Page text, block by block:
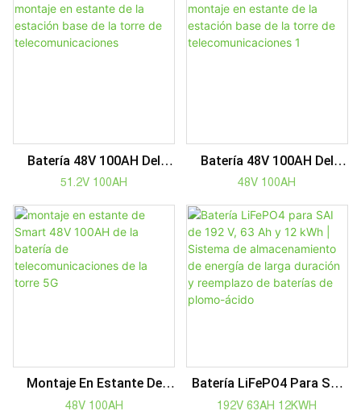
Telecomunicaciones
Batería 48V 100AH ​​del
Montaje En Estante De La
De Telecomunicaciones
51.2V 100AH
Batería 48V 100AH ​​del
Montaje En Estante De La
De Telecomunicaciones 1
48V 100AH
Montaje En Estante De
Smart 48V 100AH ​​de La
48V 100AH
Batería LiFePO4 Para SAI
De 192 V, 63 Ah Y 12 KWh |
192V 63AH 12KWH